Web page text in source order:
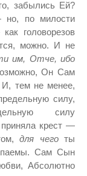
забылись Ей?
по милости
головорезов
можно. И не
им, Отче, ибо
Он Сам
тем не менее,
силу,
силу
крест —
для чеготы
Сам Сын
Абсолютно